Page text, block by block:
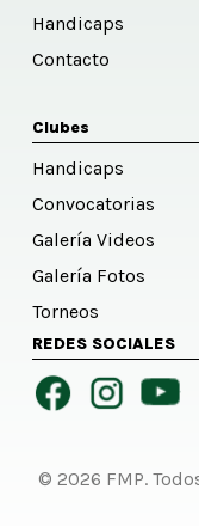
Handicaps
Contacto
Clubes
Handicaps
Convocatorias
Galería Videos
Galería Fotos
Torneos
REDES SOCIALES
© 2026 FMP.